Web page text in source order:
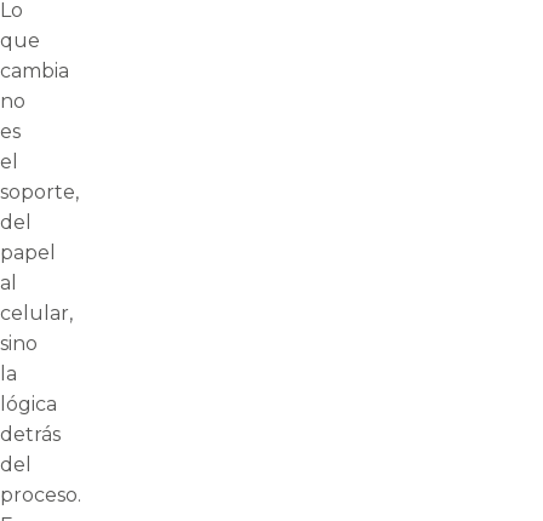
Lo
que
cambia
no
es
el
soporte,
del
papel
al
celular,
sino
la
lógica
detrás
del
proceso.